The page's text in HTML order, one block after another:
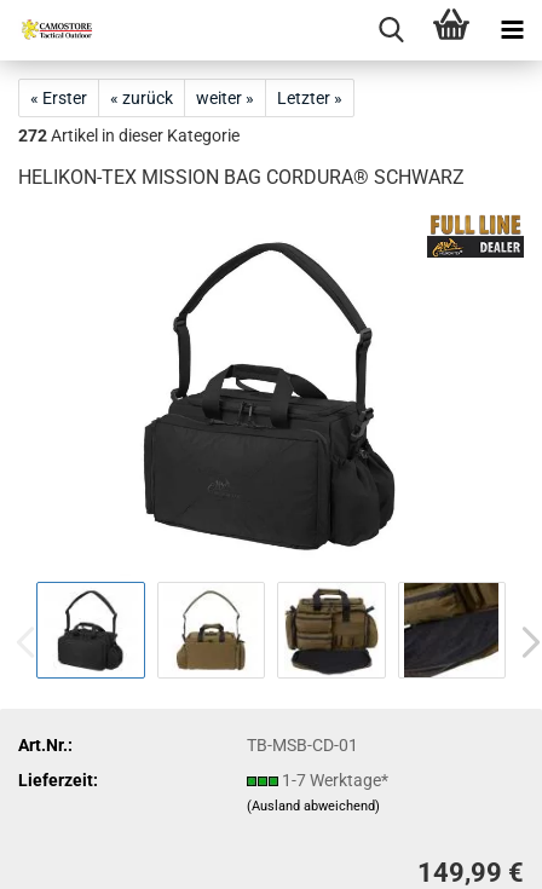
« Erster « zurück weiter »
Letzter »
272Artikel in dieser Kategorie
HELIKON-TEX MISSION BAG CORDURA® SCHWARZ
Art.Nr.:
TB-MSB-CD-01
Lieferzeit:
1-7 Werktage*
(Ausland abweichend)
149,99 €